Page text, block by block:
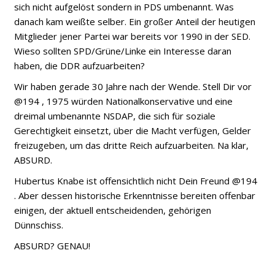
sich nicht aufgelöst sondern in PDS umbenannt. Was
danach kam weißte selber. Ein großer Anteil der heutigen
Mitglieder jener Partei war bereits vor 1990 in der SED.
Wieso sollten SPD/Grüne/Linke ein Interesse daran
haben, die DDR aufzuarbeiten?
Wir haben gerade 30 Jahre nach der Wende. Stell Dir vor
@194 , 1975 würden Nationalkonservative und eine
dreimal umbenannte NSDAP, die sich für soziale
Gerechtigkeit einsetzt, über die Macht verfügen, Gelder
freizugeben, um das dritte Reich aufzuarbeiten. Na klar,
ABSURD.
Hubertus Knabe ist offensichtlich nicht Dein Freund @194
. Aber dessen historische Erkenntnisse bereiten offenbar
einigen, der aktuell entscheidenden, gehörigen
Dünnschiss.
ABSURD? GENAU!